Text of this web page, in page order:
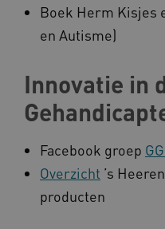
Boek Herm Kisjes
en Autisme)
Innovatie in
Facebook groep
Overzicht ’s
producten
_ga_NWZZME161M
_ga_4F110RE8SJ
AWSALB